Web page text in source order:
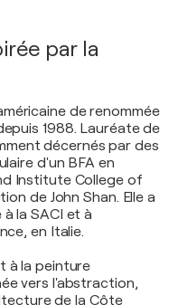
par la
de renommée
1988. Lauréate de
décernés par des
d'un BFA en
Institute College of
de John Shan. Elle a
la SACI et à
en Italie.
à la peinture
vers l'abstraction,
de la Côte